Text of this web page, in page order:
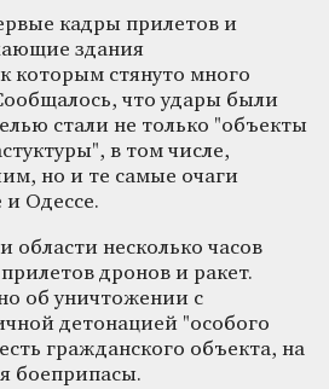
кадры прилетов и
здания
которым стянуто много
что удары были
стали не только "объекты
в том числе,
но и те самые очаги
и Одессе.
области несколько часов
дронов и ракет.
об уничтожении с
детонацией "особого
гражданского объекта, на
боеприпасы.